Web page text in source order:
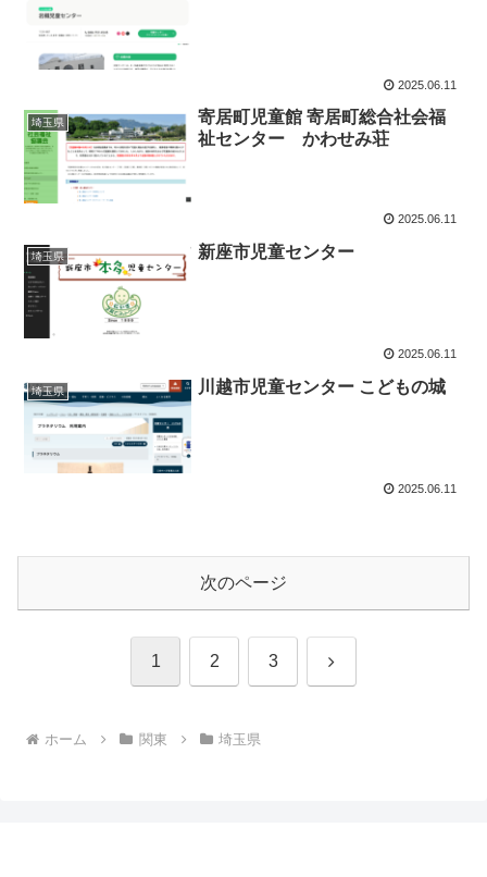
2025.06.11
埼玉県
寄居町児童館 寄居町総合社会福
祉センター かわせみ荘
2025.06.11
埼玉県 新座市児童センター
2025.06.11
埼玉県 川越市児童センター こどもの城
2025.06.11
次のページ
1 2 3 次
ホーム 関東 埼玉県